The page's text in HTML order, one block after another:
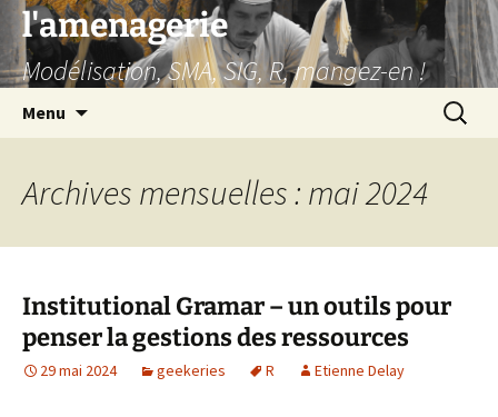
Aller
contenu
l'amenagerie
Modélisation, SMA, SIG, R, mangez-en !
Menu
Archives mensuelles : mai 2024
Institutional Gramar – un outils pour
penser la gestions des ressources
29 mai 2024 geekeries R Etienne Delay